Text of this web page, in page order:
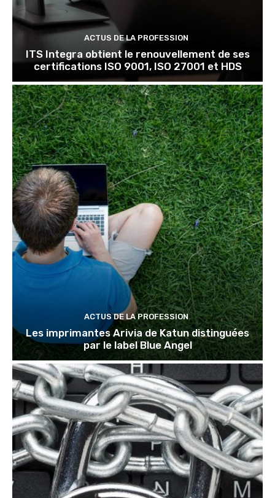
ACTUS DE LA PROFESSION
ITS Integra obtient le renouvellement de ses
certifications ISO 9001, ISO 27001 et HDS
ACTUS DE LA PROFESSION
Les imprimantes Arivia de Katun distinguées
par le label Blue Angel